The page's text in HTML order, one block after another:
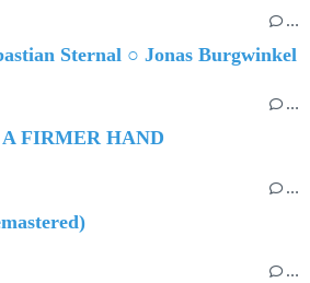
…
Sternal ○ Jonas Burgwinkel
…
FIRMER HAND
…
…